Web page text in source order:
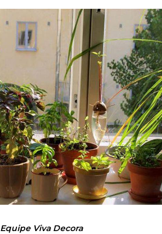
Equipe Viva Decora